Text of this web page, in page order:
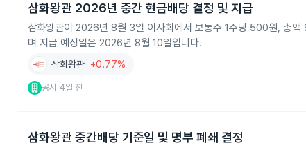
삼화왕관 2026년 중간 현금배당 결정 및 지급
삼화왕관이 2026년 8월 3일 이사회에서 보통주 1주당 500원, 총
며 지급 예정일은 2026년 8월 10일입니다.
삼화왕관 +0.77%
공시 4일 전
삼화왕관 중간배당 기준일 및 명부 폐쇄 결정